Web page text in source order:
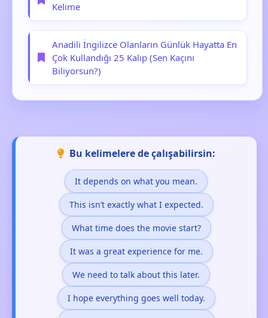
Kelime
Anadili İngilizce Olanların Günlük Hayatta En
Çok Kullandığı 25 Kalıp (Sen Kaçını
Biliyorsun?)
Bu kelimelere de çalışabilirsin:
It depends on what you mean.
This isn’t exactly what I expected.
What time does the movie start?
It was a great experience for me.
We need to talk about this later.
I hope everything goes well today.